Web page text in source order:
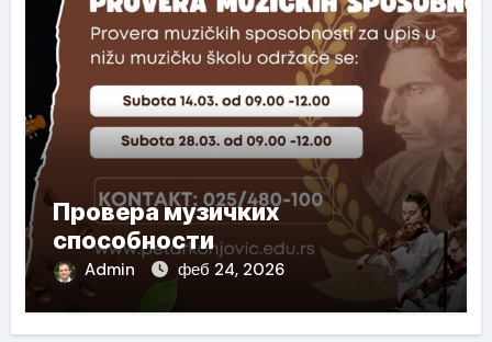
Провера музичких
способности
Admin феб 24, 2026